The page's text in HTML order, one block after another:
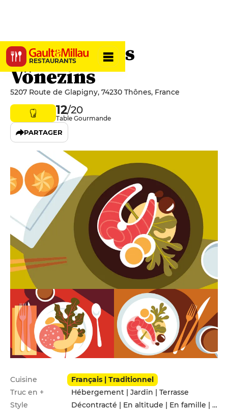
RESTAURANTS
La Ferme des
Vônezins
5207 Route de Glapigny, 74230 Thônes, France
12/20
Table Gourmande
PARTAGER
Infos pratiques
Cuisine
Français | Traditionnel
Truc en +
Hébergement | Jardin | Terrasse
Style
Décontracté | En altitude | En famille | Entre amis